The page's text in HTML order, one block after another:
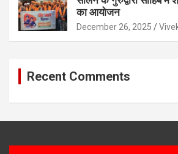
का आयोजन
December 26, 2025
Recent Comments